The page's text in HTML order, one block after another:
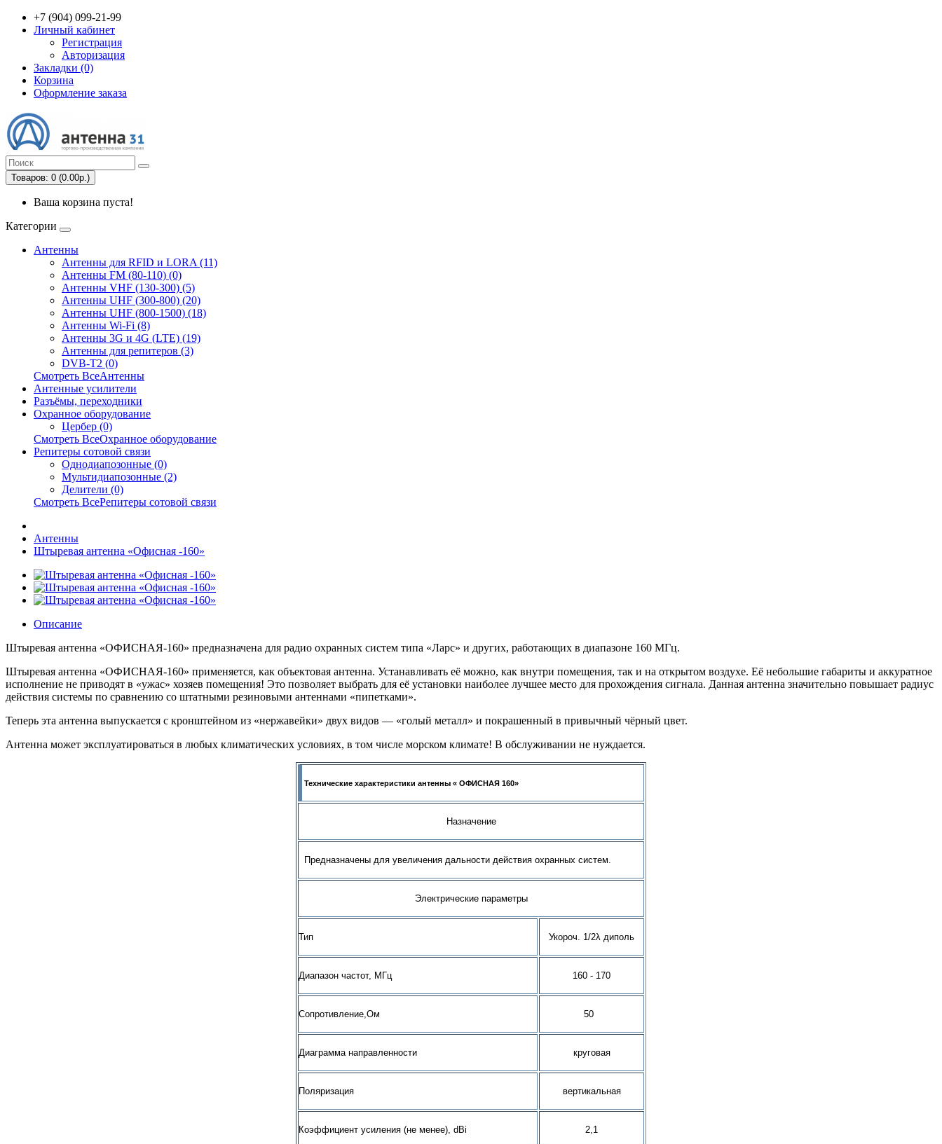
+7 (904) 099-21-99
Личный кабинет
Регистрация
Авторизация
Закладки (0)
Корзина
Оформление заказа
Товаров: 0 (0.00р.)
Ваша корзина пуста!
Категории
Антенны
Антенны для RFID и LORA (11)
Антенны FM (80-110) (0)
Антенны VHF (130-300) (5)
Антенны UHF (300-800) (20)
Антенны UHF (800-1500) (18)
Антенны Wi-Fi (8)
Антенны 3G и 4G (LTE) (19)
Антенны для репитеров (3)
DVB-T2 (0)
Смотреть ВсеАнтенны
Антенные усилители
Разъёмы, переходники
Охранное оборудование
Цербер (0)
Смотреть ВсеОхранное оборудование
Репитеры сотовой связи
Однодиапозонные (0)
Мультидиапозонные (2)
Делители (0)
Смотреть ВсеРепитеры сотовой связи
Антенны
Штыревая антенна «Офисная -160»
Описание
Штыревая антенна «ОФИСНАЯ-160» предназначена для радио охранных систем типа «Ларс» и других, работающих в диапазоне 160 МГц.
Штыревая антенна «ОФИСНАЯ-160» применяется, как объектовая антенна. Устанавливать её можно, как внутри помещения, так и на открытом воздухе. Её небольшие габариты и аккуратное
исполнение не приводят в «ужас» хозяев помещения! Это позволяет выбрать для её установки наиболее лучшее место для прохождения сигнала. Данная антенна значительно повышает радиус
действия системы по сравнению со штатными резиновыми антеннами «пипетками».
Теперь эта антенна выпускается с кронштейном из «нержавейки» двух видов — «голый металл» и покрашенный в привычный чёрный цвет.
Антенна может эксплуатироваться в любых климатических условиях, в том числе морском климате! В обслуживании не нуждается.
Технические характеристики антенны « ОФИСНАЯ 160»
Назначение
Предназначены для увеличения дальности действия охранных систем.
Электрические параметры
Тип Укороч. 1/2λ диполь
Диапазон частот, МГц 160 - 170
Сопротивление,Ом 50
Диаграмма направленности круговая
Поляризация вертикальная
Коэффициент усиления (не менее), dBi 2,1